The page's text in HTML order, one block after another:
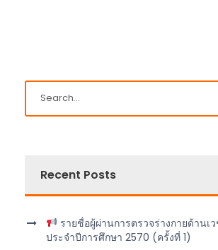
Recent Posts
รายชื่อผู้ผ่านการตรวจร่างกายด้านเ
ประจำปีการศึกษา 2570 (ครั้งที่ 1)